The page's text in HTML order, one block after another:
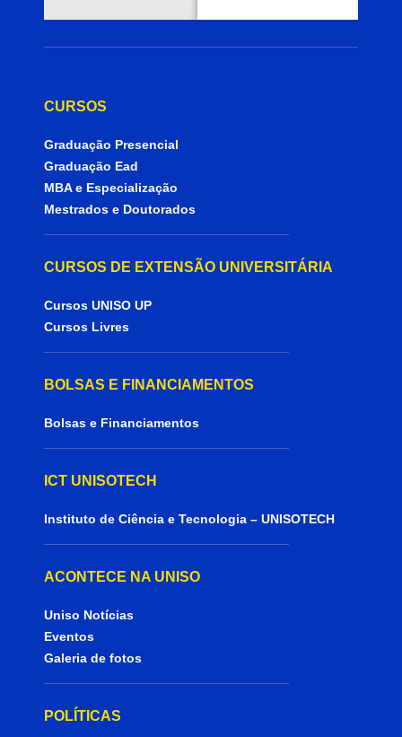
CURSOS
Graduação Presencial
Graduação Ead
MBA e Especialização
Mestrados e Doutorados
CURSOS DE EXTENSÃO UNIVERSITÁRIA
Cursos UNISO UP
Cursos Livres
BOLSAS E FINANCIAMENTOS
Bolsas e Financiamentos
ICT UNISOTECH
Instituto de Ciência e Tecnologia – UNISOTECH
ACONTECE NA UNISO
Uniso Notícias
Eventos
Galeria de fotos
POLÍTICAS